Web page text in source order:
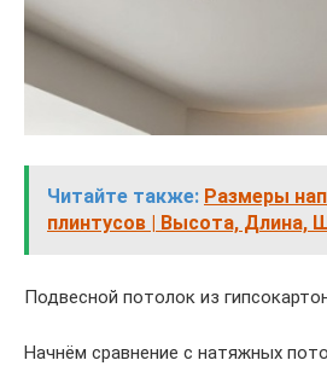
Читайте также: Размеры
плинтусов | Высота, Длина,
Подвесной потолок из
Начнём сравнение с натяжных